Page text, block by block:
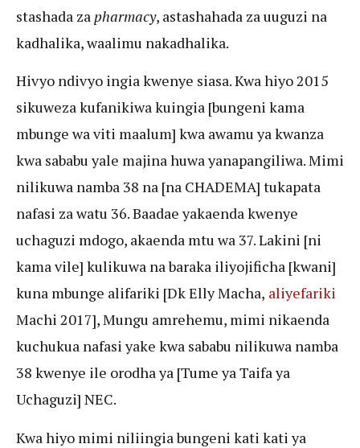
stashada za pharmacy, astashahada za uuguzi na
kadhalika, waalimu nakadhalika.
Hivyo ndivyo ingia kwenye siasa. Kwa hiyo 2015
sikuweza kufanikiwa kuingia [bungeni kama
mbunge wa viti maalum] kwa awamu ya kwanza
kwa sababu yale majina huwa yanapangiliwa. Mimi
nilikuwa namba 38 na [na CHADEMA] tukapata
nafasi za watu 36. Baadae yakaenda kwenye
uchaguzi mdogo, akaenda mtu wa 37. Lakini [ni
kama vile] kulikuwa na baraka iliyojificha [kwani]
kuna mbunge alifariki [DkElly Macha, aliyefariki
Machi 2017], Mungu amrehemu, mimi nikaenda
kuchukua nafasi yake kwa sababu nilikuwa namba
38 kwenye ile orodha ya [Tume ya Taifa ya
Uchaguzi] NEC.
Kwa hiyo mimi niliingia bungeni kati kati ya